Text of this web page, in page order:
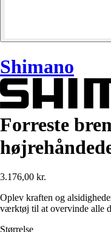
Shimano
Forreste
3.176,00 kr.
Oplev kraften og
værktøj til at overvinde alle
Størrelse